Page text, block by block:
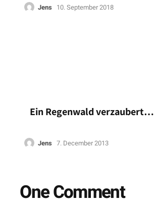
Jens 10. September 2018
Ein Regenwald verzaubert…
Jens 7. December 2013
One Comment